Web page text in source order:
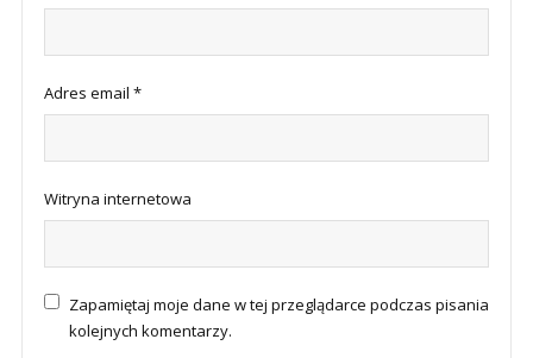
Adres email *
Witryna internetowa
Zapamiętaj moje dane w tej przeglądarce podczas pisania
kolejnych komentarzy.